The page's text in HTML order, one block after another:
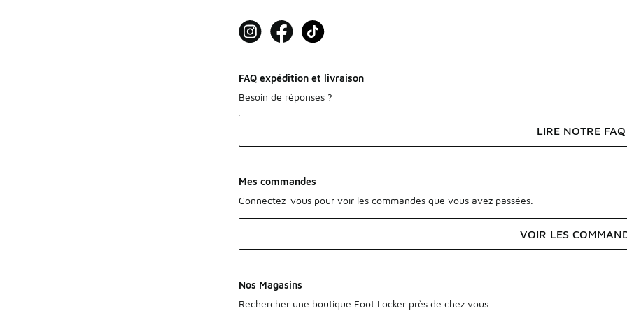
FAQ expédition et livraison
Besoin de réponses ?
LIRE NOTRE FAQ
Mes commandes
Connectez-vous pour voir les commandes que vous avez passées.
VOIR LES
Nos Magasins
Rechercher une boutique Foot Locker près de chez vous.